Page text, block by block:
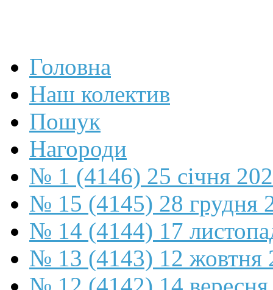
Головна
Наш колектив
Пошук
Нагороди
№ 1 (4146) 25 січня
№ 15 (4145) 28 грудня
№ 14 (4144) 17
№ 13 (4143) 12 жовтня